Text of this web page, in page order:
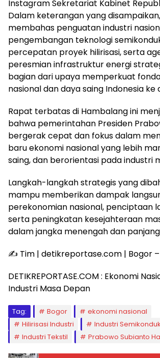
Instagram Sekretariat Kabinet
Dalam keterangan yang
membahas penguatan industri
pengembangan teknologi
percepatan proyek hilirisasi, serta
peresmian infrastruktur energi
bagian dari upaya memperkuat
nasional dan daya saing Indonesia ke
Rapat terbatas di Hambalang ini
bahwa pemerintahan Presiden
bergerak cepat dan fokus dalam
baru ekonomi nasional yang lebih
saing, dan berorientasi pada industri
Langkah-langkah strategis yang
mampu memberikan dampak
perekonomian nasional, penciptaan
serta peningkatan kesejahteraan
dalam jangka menengah dan
✍️ Tim | detikreportase.com | Bogor
DETIKREPORTASE.COM : Ekonomi
Industri Masa Depan
Tag: Bogor
ekonomi nasional
Hilirisasi Industri
Industri
Industri Tekstil
Prabowo Subianto